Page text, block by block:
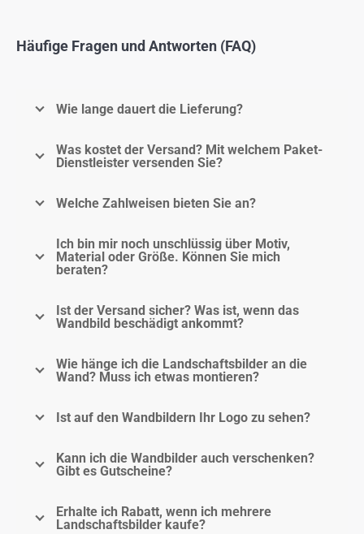
Häufige Fragen und Antworten (FAQ)
Wie lange dauert die Lieferung?
Was kostet der Versand? Mit welchem Paket-
Dienstleister versenden Sie?
Welche Zahlweisen bieten Sie an?
Ich bin mir noch unschlüssig über Motiv,
Material oder Größe. Können Sie mich
beraten?
Ist der Versand sicher? Was ist, wenn das
Wandbild beschädigt ankommt?
Wie hänge ich die Landschaftsbilder an die
Wand? Muss ich etwas montieren?
Ist auf den Wandbildern Ihr Logo zu sehen?
Kann ich die Wandbilder auch verschenken?
Gibt es Gutscheine?
Erhalte ich Rabatt, wenn ich mehrere
Landschaftsbilder kaufe?